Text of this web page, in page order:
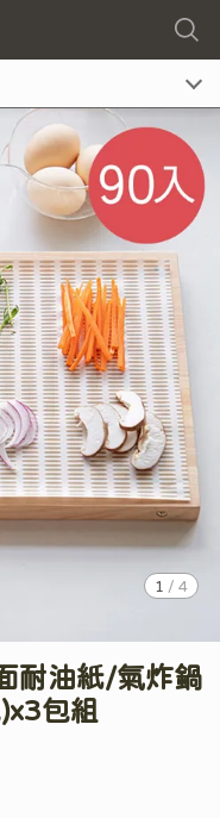
1 / 4
耐油紙/氣炸鍋
包組